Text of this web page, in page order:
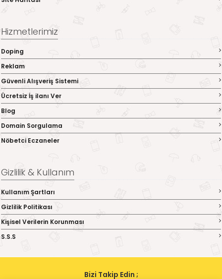
Hizmetlerimiz
Doping
Reklam
Güvenli Alışveriş Sistemi
Ücretsiz İş ilanı Ver
Blog
Domain Sorgulama
Nöbetci Eczaneler
Gizlilik & Kullanım
Kullanım Şartları
Gizlilik Politikası
Kişisel Verilerin Korunması
S.S.S
Bizi Takip Edin ;